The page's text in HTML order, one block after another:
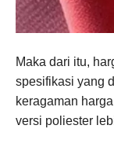
Maka dari itu,
spesifikasi yang
keragaman
versi poliester